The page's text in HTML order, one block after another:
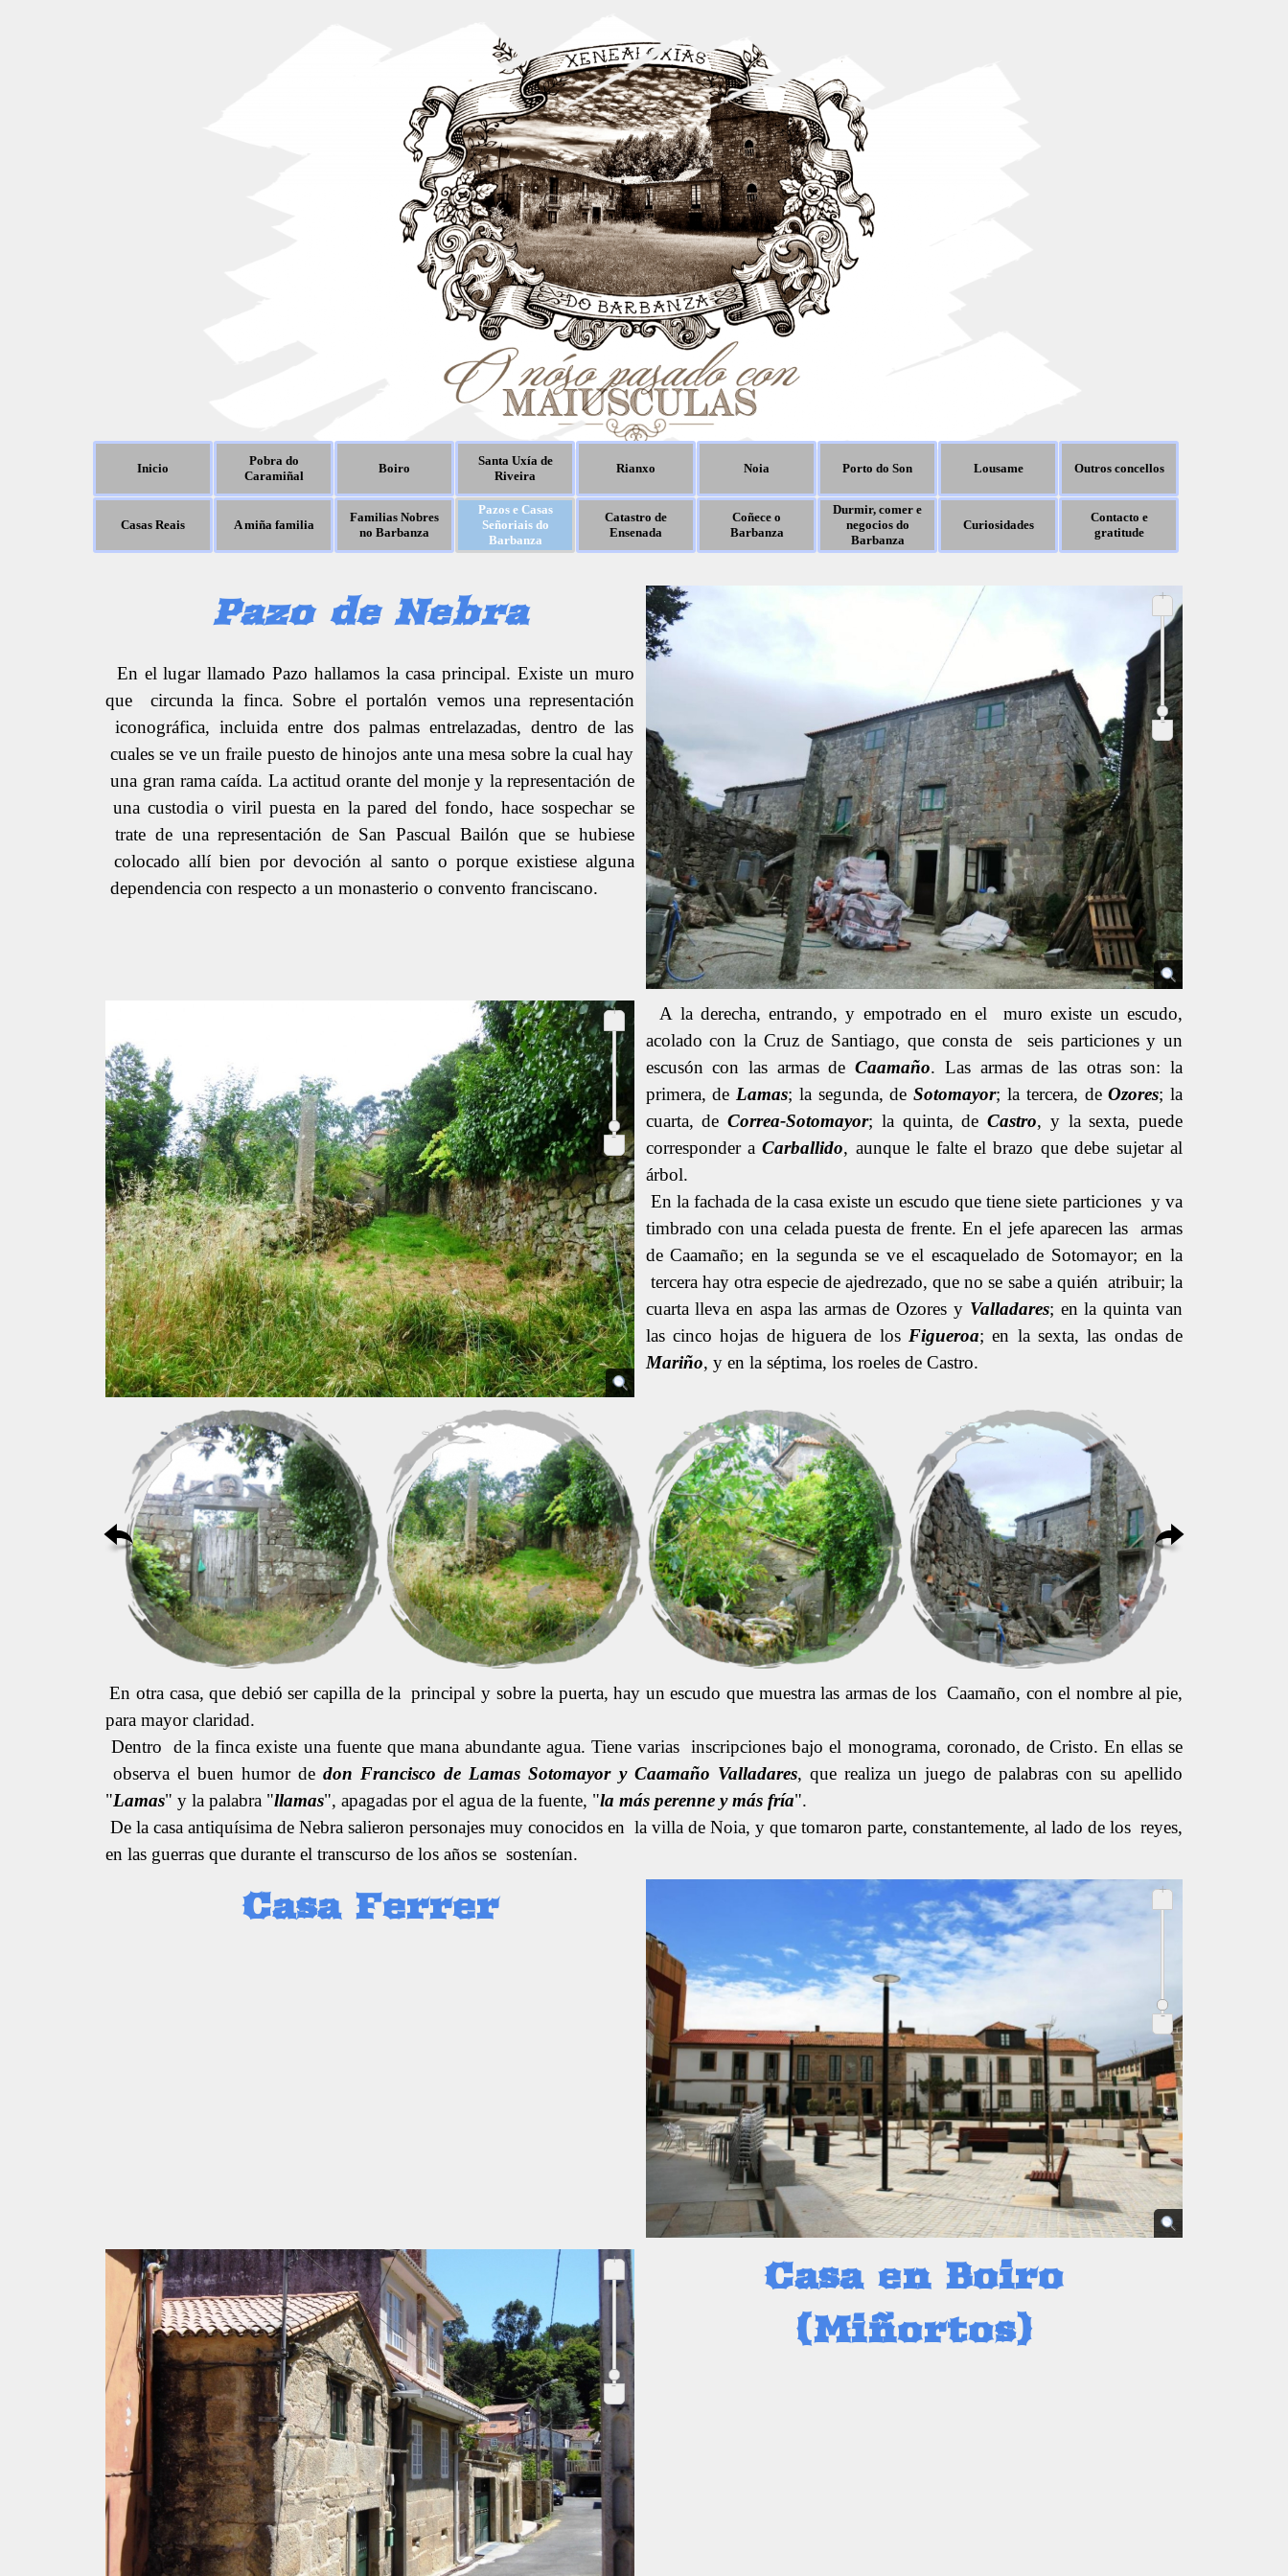
Inicio
Pobra do
Caramiñal
Boiro
Santa Uxía de
Riveira
Rianxo Noia Porto do Son Lousame Outros concellos
Casas Reais A miña familia
Familias Nobres
no Barbanza
Pazos e Casas
Señoriais do
Barbanza
Catastro de
Ensenada
Coñece o
Barbanza
Durmir, comer e
negocios do
Barbanza
Curiosidades
Contacto e
gratitude
Pazo de Nebra
En el lugar llamado Pazo hallamos la casa principal. Existe un muro
que circunda la finca. Sobre el portalón vemos una representación
iconográfica, incluida entre dos palmas entrelazadas, dentro de las
cuales se ve un fraile puesto de hinojos ante una mesa sobre la cual hay
una gran rama caída. La actitud orante del monje y la representación de
una custodia o viril puesta en la pared del fondo, hace sospechar se
trate de una representación de San Pascual Bailón que se hubiese
colocado allí bien por devoción al santo o porque existiese alguna
dependencia con respecto a un monasterio o convento franciscano.
+
-
+
-
A la derecha, entrando, y empotrado en el muro existe un escudo,
acolado con la Cruz de Santiago, que consta de seis particiones y un
escusón con las armas deCaamaño. Las armas de las otras son: la
primera, de Lamas; la segunda, deSotomayor; la tercera, deOzores; la
cuarta, deCorrea-Sotomayor; la quinta, deCastro, y la sexta, puede
corresponder aCarballido, aunque le falte el brazo que debe sujetar al
árbol.
En la fachada de la casa existe un escudo que tiene siete particiones y va
timbrado con una celada puesta de frente. En el jefe aparecen las armas
de Caamaño; en la segunda se ve el escaquelado de Sotomayor; en la
tercera hay otra especie de ajedrezado, que no se sabe a quién atribuir; la
cuarta lleva en aspa las armas de Ozores y Valladares; en la quinta van
las cinco hojas de higuera de los Figueroa; en la sexta, las ondas de
Mariño, y en la séptima, los roeles de Castro.
En otra casa, que debió ser capilla de la principal y sobre la puerta, hay un escudo que muestra las armas de los Caamaño, con el nombre al pie,
para mayor claridad.
Dentro de la finca existe una fuente que mana abundante agua. Tiene varias inscripciones bajo el monograma, coronado, de Cristo. En ellas se
observa el buen humor dedon Francisco de Lamas Sotomayor y Caamaño Valladares, que realiza un juego de palabras con su apellido
"Lamas" y la palabra "llamas", apagadas por el agua de la fuente, "la más perenne y más fría".
De la casa antiquísima de Nebra salieron personajes muy conocidos en la villa de Noia, y que tomaron parte, constantemente, al lado de los reyes,
en las guerras que durante el transcurso de los años se sostenían.
Casa Ferrer +
-
+
-
Casa en Boiro
(Miñortos)